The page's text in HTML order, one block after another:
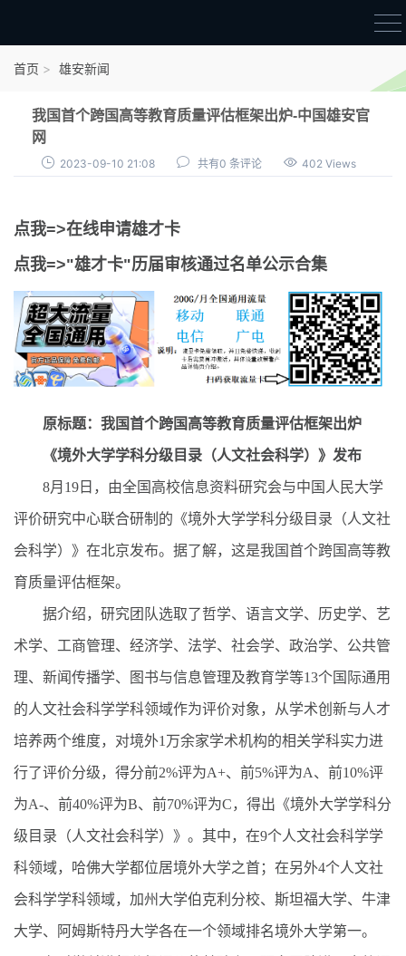
审核通过公示
首页 雄安新闻
我国首个跨国高等教育质量评估框架出炉-中国雄安官
网
2023-09-10 21:08 共有0 条评论 402 Views
点我=>在线申请雄才卡
点我=>"雄才卡"历届审核通过名单公示合集
原标题：我国首个跨国高等教育质量评估框架出炉
《境外大学学科分级目录（人文社会科学）》发布
8月19日，由全国高校信息资料研究会与中国人民大学
评价研究中心联合研制的《境外大学学科分级目录（人文社
会科学）》在北京发布。据了解，这是我国首个跨国高等教
育质量评估框架。
据介绍，研究团队选取了哲学、语言文学、历史学、艺
术学、工商管理、经济学、法学、社会学、政治学、公共管
理、新闻传播学、图书与信息管理及教育学等13个国际通用
的人文社会科学学科领域作为评价对象，从学术创新与人才
培养两个维度，对境外1万余家学术机构的相关学科实力进
行了评价分级，得分前2%评为A+、前5%评为A、前10%评
为A-、前40%评为B、前70%评为C，得出《境外大学学科分
级目录（人文社会科学）》。其中，在9个人文社会科学学
科领域，哈佛大学都位居境外大学之首；在另外4个人文社
会科学学科领域，加州大学伯克利分校、斯坦福大学、牛津
大学、阿姆斯特丹大学各在一个领域排名境外大学第一。